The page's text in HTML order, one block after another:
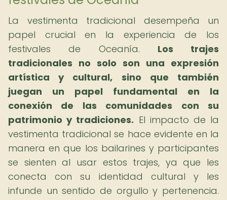
La vestimenta tradicional desempeña un
papel crucial en la experiencia de los
festivales de Oceanía. Los trajes
tradicionales no solo son una expresión
artística y cultural, sino que también
juegan un papel fundamental en la
conexión de las comunidades con su
patrimonio y tradiciones. El impacto de la
vestimenta tradicional se hace evidente en la
manera en que los bailarines y participantes
se sienten al usar estos trajes, ya que les
conecta con su identidad cultural y les
infunde un sentido de orgullo y pertenencia.